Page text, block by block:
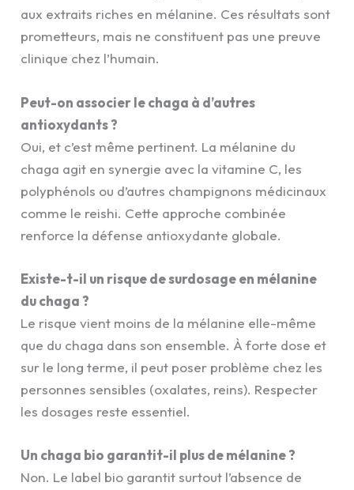
aux extraits riches en mélanine. Ces résultats sont
prometteurs, mais ne constituent pas une preuve
clinique chez l’humain.
Peut-on associer le chaga à d’autres
antioxydants ?
Oui, et c’est même pertinent. La mélanine du
chaga agit en synergie avec la vitamine C, les
polyphénols ou d’autres champignons médicinaux
comme le reishi. Cette approche combinée
renforce la défense antioxydante globale.
Existe-t-il un risque de surdosage en mélanine
du chaga ?
Le risque vient moins de la mélanine elle-même
que du chaga dans son ensemble. À forte dose et
sur le long terme, il peut poser problème chez les
personnes sensibles (oxalates, reins). Respecter
les dosages reste essentiel.
Un chaga bio garantit-il plus de mélanine ?
Non. Le label bio garantit surtout l’absence de